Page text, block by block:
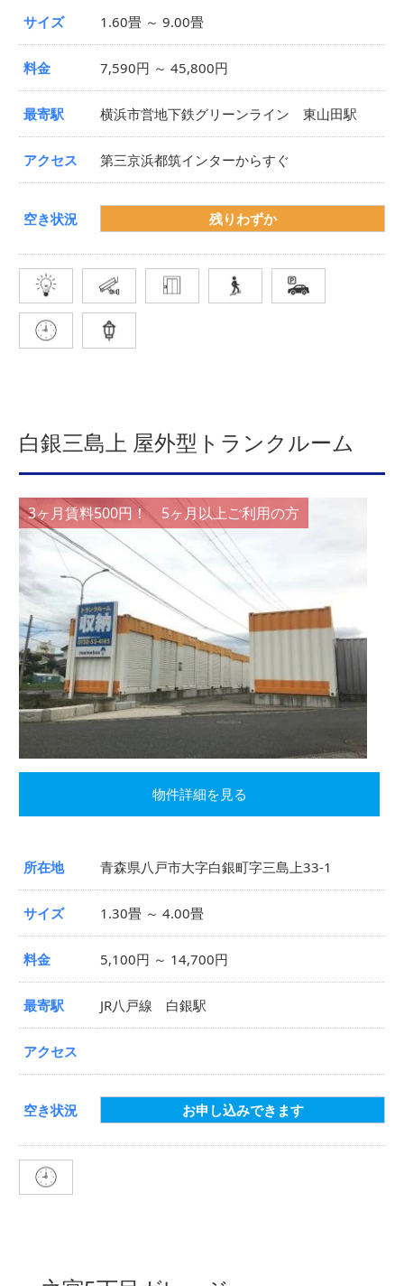
サイズ 1.60畳 ～ 9.00畳
料金 7,590円 ～ 45,800円
最寄駅 横浜市営地下鉄グリーンライン 東山田駅
アクセス 第三京浜都筑インターからすぐ
空き状況 残りわずか
白銀三島上 屋外型トランクルーム
3ヶ月賃料500円！ 5ヶ月以上ご利用の方
物件詳細を見る
所在地 青森県八戸市大字白銀町字三島上33-1
サイズ 1.30畳 ～ 4.00畳
料金 5,100円 ～ 14,700円
最寄駅 JR八戸線 白銀駅
アクセス
空き状況 お申し込みできます